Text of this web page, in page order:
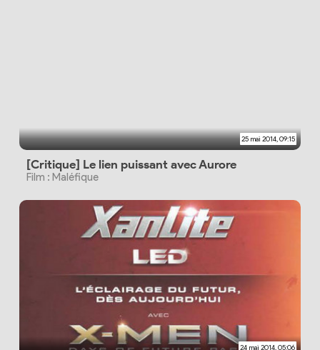
25 mai 2014, 09:15
[Critique] Le lien puissant avec Aurore
Film : Maléfique
24 mai 2014, 05:06